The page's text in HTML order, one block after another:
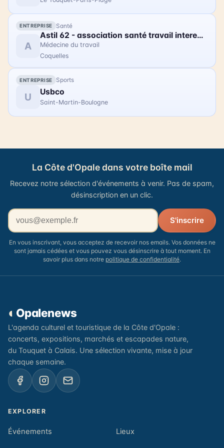
ENTREPRISE Santé
A
Astil 62 - association santé travail interentreprise littoral
Médecine du travail
Coquelles
ENTREPRISE Sports
U Usbco
Saint-Martin-Boulogne
La Côte d'Opale dans votre boîte mail
Recevez notre sélection d'événements à venir. Pas de spam,
désinscription en un clic.
Votre adresse email
S'inscrire
En vous inscrivant, vous acceptez de recevoir nos emails. Vos données ne
sont jamais cédées et vous pouvez vous désinscrire à tout moment. En
savoir plus dans notre politique de confidentialité.
◐ Opalenews
L'agenda culturel et touristique de la Côte d'Opale :
concerts, expositions, marchés et escapades nature,
du Touquet à Calais. Une sélection vivante, mise à jour
chaque semaine.
EXPLORER
Événements Lieux